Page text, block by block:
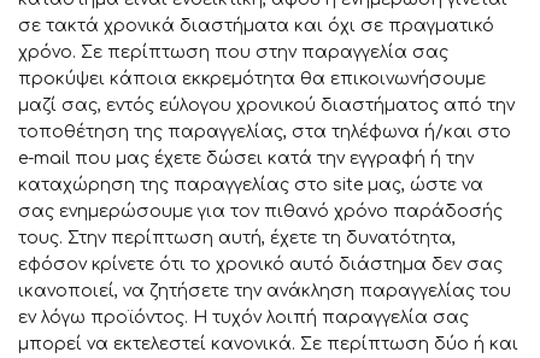
σε τακτά χρονικά διαστήματα και όχι σε πραγματικό
χρόνο. Σε περίπτωση που στην παραγγελία σας
προκύψει κάποια εκκρεμότητα θα επικοινωνήσουμε
μαζί σας, εντός εύλογου χρονικού διαστήματος από την
τοποθέτηση της παραγγελίας, στα τηλέφωνα ή/και στο
e-mail που μας έχετε δώσει κατά την εγγραφή ή την
καταχώρηση της παραγγελίας στο site μας, ώστε να
σας ενημερώσουμε για τον πιθανό χρόνο παράδοσής
τους. Στην περίπτωση αυτή, έχετε τη δυνατότητα,
εφόσον κρίνετε ότι το χρονικό αυτό διάστημα δεν σας
ικανοποιεί, να ζητήσετε την ανάκληση παραγγελίας του
εν λόγω προϊόντος. Η τυχόν λοιπή παραγγελία σας
μπορεί να εκτελεστεί κανονικά. Σε περίπτωση δύο ή και